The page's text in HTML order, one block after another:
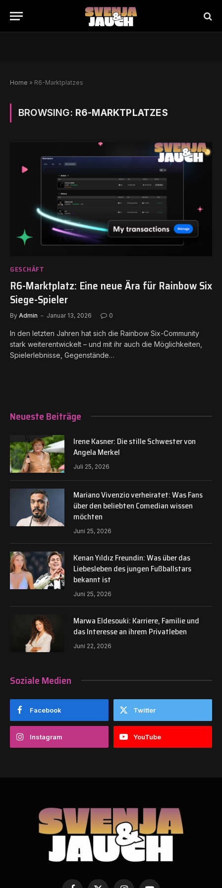
Home » R6-Marktplatzes
BROWSING: R6-MARKTPLATZES
GESCHÄFT
R6-Marktplatz: Eine neue Ära für Rainbow Six
Siege-Spieler
By Admin Januar 13, 2026 0
In den letzten Jahren hat sich die Rainbow Six-Community
stark weiterentwickelt – und mit ihr auch die Möglichkeiten,
Spielerlebnisse, Gegenstände…
Neueste Beiträge
Irene Kasner: Die stille Schwester von
Angela Merkel
Juli 25, 2026
Mariano Vivenzio verheiratet: Was Fans
über den beliebten Comedian wissen
möchten
Juni 25, 2026
Kenan Yıldız Freundin: Was über das
Liebesleben des jungen Fußballstars
bekannt ist
Juni 25, 2026
Marwa Eldesouki: Karriere, Familie und
das Interesse an ihrem Privatleben
Juni 22, 2026
Soziale Medien
Facebook Twitter
Instagram YouTube